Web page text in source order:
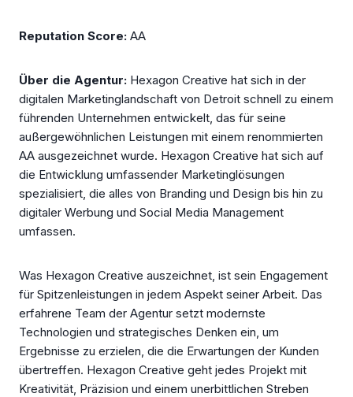
Reputation Score: AA
Über die Agentur: Hexagon Creative hat sich in der
digitalen Marketinglandschaft von Detroit schnell zu einem
führenden Unternehmen entwickelt, das für seine
außergewöhnlichen Leistungen mit einem renommierten
AA ausgezeichnet wurde. Hexagon Creative hat sich auf
die Entwicklung umfassender Marketinglösungen
spezialisiert, die alles von Branding und Design bis hin zu
digitaler Werbung und Social Media Management
umfassen.
Was Hexagon Creative auszeichnet, ist sein Engagement
für Spitzenleistungen in jedem Aspekt seiner Arbeit. Das
erfahrene Team der Agentur setzt modernste
Technologien und strategisches Denken ein, um
Ergebnisse zu erzielen, die die Erwartungen der Kunden
übertreffen. Hexagon Creative geht jedes Projekt mit
Kreativität, Präzision und einem unerbittlichen Streben